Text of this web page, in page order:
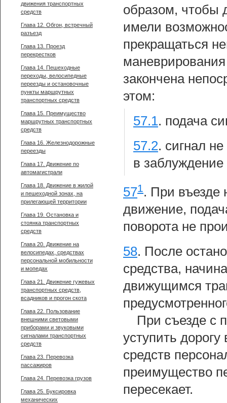
образом, чтобы
имели
прекращаться
закончена
этом:
57.1. подача
57.2. сигнал
в
571. При въезде
движение,
поворота не
58. После
средства,
движущимся
При съезде с
уступить
средств
преимущество
пересекает.
движения транспортных
средств
Глава 12. Обгон, встречный
разъезд
Глава 13. Проезд
перекрестков
Глава 14. Пешеходные
переходы, велосипедные
переезды и остановочные
пункты маршрутных
транспортных средств
Глава 15. Преимущество
маршрутных транспортных
средств
Глава 16. Железнодорожные
переезды
Глава 17. Движение по
автомагистрали
Глава 18. Движение в жилой
и пешеходной зонах, на
прилегающей территории
Глава 19. Остановка и
стоянка транспортных
средств
Глава 20. Движение на
велосипедах, средствах
персональной мобильности
и мопедах
Глава 21. Движение гужевых
транспортных средств,
всадников и прогон скота
Глава 22. Пользование
внешними световыми
приборами и звуковыми
сигналами транспортных
средств
Глава 23. Перевозка
пассажиров
Глава 24. Перевозка грузов
Глава 25. Буксировка
механических